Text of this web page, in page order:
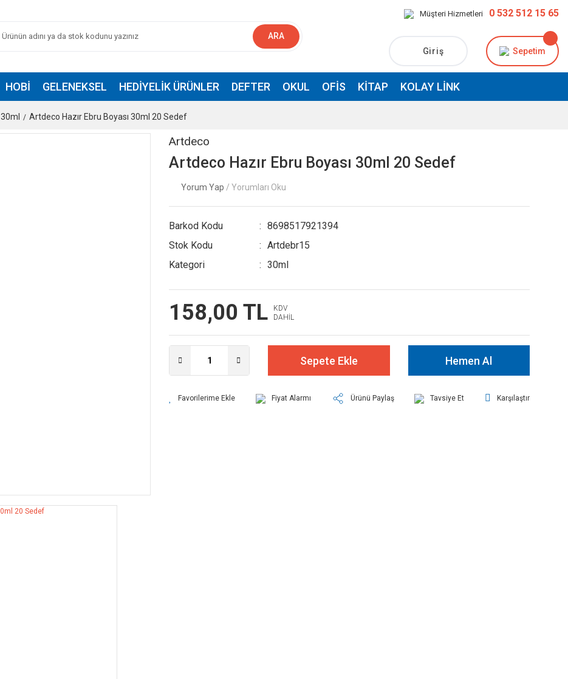
ARA
Müşteri Hizmetleri 0 532 512 15 65
Giriş Sepetim
HOBI GELENEKSEL HEDIYELIK ÜRÜNLER DEFTER OKUL OFIS KITAP KOLAY LINK
30ml Artdeco Hazır Ebru Boyası 30ml 20 Sedef
Artdeco
Artdeco Hazır Ebru Boyası 30ml 20 Sedef
Yorum Yap / Yorumları Oku
Barkod Kodu
8698517921394
Stok Kodu
Artdebr15
Kategori
30ml
158,00 TL
KDV
DAHİL
Sepete Ekle Hemen Al
Fiyat Alarmı Ürünü Paylaş Tavsiye Et Karşılaştır